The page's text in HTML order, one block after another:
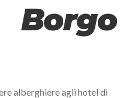
alberghiere agli hotel di